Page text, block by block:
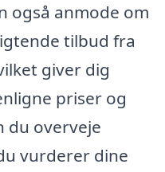
også anmode om
tilbud fra
giver dig
priser og
du overveje
vurderer dine